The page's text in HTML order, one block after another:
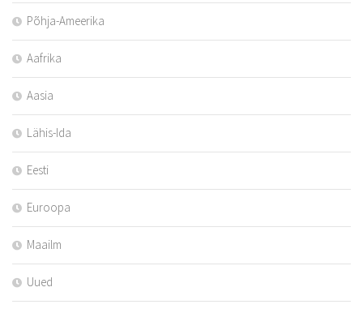
Põhja-Ameerika
Aafrika
Aasia
Lähis-Ida
Eesti
Euroopa
Maailm
Uued